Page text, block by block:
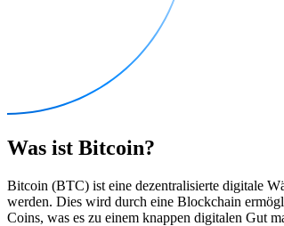
Was ist Bitcoin?
Bitcoin (BTC) ist eine dezentralisierte digitale
werden. Dies wird durch eine Blockchain
Coins, was es zu einem knappen digitalen Gut